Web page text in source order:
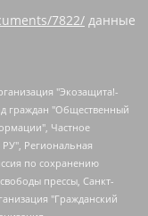
7822/ данные
некоммерческая организация по реализации социально-правовых программ "Лилит", Дальневосточное общественное движение "Маяк", Санкт-Петербургская ЛГБТ-инициативная группа "Выход", Инициативная группа ЛГБТ+ "Реверс", Алексеев Андрей Викторович, Бекбулатова Таисия Львовна, Беляев Иван Михайлович, Владыкина Елена Сергеевна, Гельман Марат Александрович, Никульшина Вероника Юрьевна, Толоконникова Надежда Андреевна, Шендерович Виктор Анатольевич, Общество с ограниченной ответственностью "Данное сообщение", Общество с ограниченной ответственностью Издательский дом "Новая глава", Айнбиндер Александра Александровна, Московский комьюнити-центр для ЛГБТ+инициатив, Благотворительный фонд развития филантропии, Deutsche Welle (Германия, Kurt-Schumacher-Strasse 3, 53113 Bonn), Борзунова Мария Михайловна, Воробьев Виктор Викторович, Голубева Анна Львовна, Константинова Алла Михайловна, Малкова Ирина Владимировна, Мурадов Мурад Абдулгалимович, Осетинская Елизавета Николаевна, Понасенков Евгений Николаевич, Ганапольский Матвей Юрьевич, Киселев Евгений Алексеевич, Борухович Ирина Григорьевна, Дремин Иван Тимофеевич, Дубровский Дмитрий Викторович, Красноярская региональная общественная организация поддержки и развития альтернативных образовательных технологий и межкультурных коммуникаций "ИНТЕРРА", Маяковская Екатерина Алексеевна, Фейгин Марк Захарович, Филимонов Андрей Викторович, Дзугкоева Регина Николаевна, Доброхотов Роман Александрович, Дудь Юрий Александрович, Елкин Сергей Владимирович, Кругликов Кирилл Игоревич, Сабунаева Мария Леонидовна, Семенов Алексей Владимирович, Шаинян Карен Багратович, Шульман Екатерина Михайловна, Асафьев Артур Валерьевич, Вахштайн Виктор Семенович, Венедиктов Алексей Алексеевич, Лушникова Екатерина Евгеньевна, Волков Леонид Михайлович, Невзоров Александр Глебович, Пархоменко Сергей Борисович, Сироткин Ярослав Николаевич, Кара-Мурза Владимир Владимирович, Баранова Наталья Владимировна, Гозман Леонид Яковлевич, Кагарлицкий Борис Юльевич, Климарев Михаил Валерьевич, Милов Владимир Станиславович, Автономная некоммерческая организация Краснодарский центр современного искусства "Типография", Моргенштерн Алишер Тагирович, Соболь Любовь Эдуардовна, Общество с ограниченной ответственностью "ЛИЗА НОРМ", Каспаров Гарри Кимович, Ходорковский Михаил Борисович, Общество с ограниченной ответственностью "Апрельские тезисы", Данилович Ирина Брониславовна, Кашин Олег Владимирович, Петров Николай Владимирович, Пивоваров Алексей Владимирович, Соколов Михаил Владимирович, Цветкова Юлия Владимировна, Чичваркин Евгений Александрович, Комитет против пыток/Команда против пыток, Общество с ограниченной ответственностью "Первый научный", Общество с ограниченной ответственностью "Вертолет и ко", Белоцерковская Вероника Борисовна, Кац Максим Евгеньевич, Лазарева Татьяна Юрьевна, Шаведдинов Руслан Табризович, Яшин Илья Валерьевич, Общество с ограниченной ответственностью "Иноагент ААВ", Алешковский Дмитрий Петрович, Альбац Евгения Марковна, Быков Дмитрий Львович, Галямина Юлия Евгеньевна, Лойко Сергей Леонидович, Мартынов Кирилл Константинович, Медведев Сергей Александрович, Крашенинников Федор Геннадиевич, Гордеева Катерина Вл